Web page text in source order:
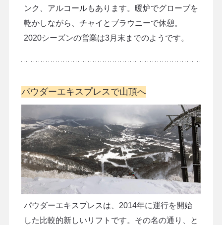
ンク、アルコールもあります。暖炉でグローブを
乾かしながら、チャイとブラウニーで休憩。
2020シーズンの営業は3月末までのようです。
パウダーエキスプレスで山頂へ
パウダーエキスプレスは、2014年に運行を開始
した比較的新しいリフトです。その名の通り、と